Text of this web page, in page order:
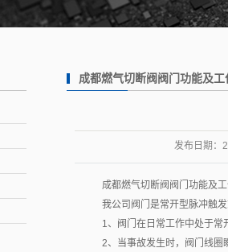
成都燃气切断阀阀门功能及工
发布日期：
成都燃气切断阀阀门功能及工
我公司阀门是常开型脉冲触发
1、阀门在日常工作中处于常开
2、当事故发生时，阀门线圈瞬